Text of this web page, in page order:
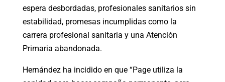
espera desbordadas, profesionales sanitarios sin
estabilidad, promesas incumplidas como la
carrera profesional sanitaria y una Atención
Primaria abandonada.
Hernández ha incidido en que “Page utiliza la